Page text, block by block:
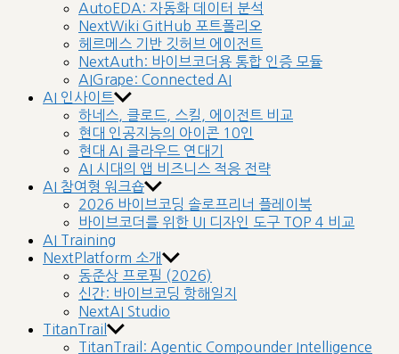
AutoEDA: 자동화 데이터 분석
NextWiki GitHub 포트폴리오
헤르메스 기반 깃허브 에이전트
NextAuth: 바이브코더용 통합 인증 모듈
AIGrape: Connected AI
AI 인사이트
하네스, 클로드, 스킬, 에이전트 비교
현대 인공지능의 아이콘 10인
현대 AI 클라우드 연대기
AI 시대의 앱 비즈니스 적응 전략
AI 참여형 워크숍
2026 바이브코딩 솔로프리너 플레이북
바이브코더를 위한 UI 디자인 도구 TOP 4 비교
AI Training
NextPlatform 소개
동준상 프로필 (2026)
신간: 바이브코딩 항해일지
NextAI Studio
TitanTrail
TitanTrail: Agentic Compounder Intelligence